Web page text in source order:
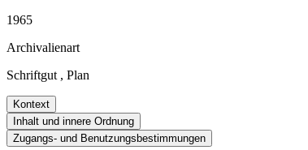
1965
Archivalienart
Schriftgut , Plan
Kontext
Inhalt und innere Ordnung
Zugangs- und Benutzungsbestimmungen